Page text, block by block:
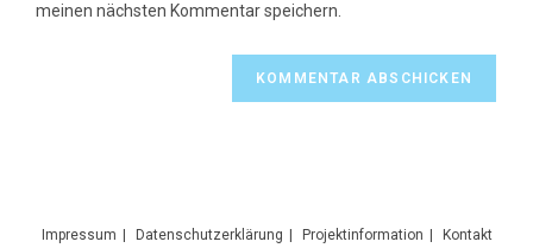
ein
meinen nächsten Kommentar speichern.
Impressum Datenschutzerklärung Projektinformation Kontakt